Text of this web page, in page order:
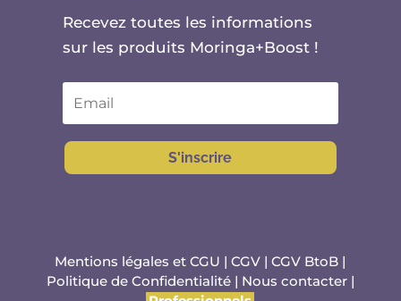
Recevez toutes les informations
sur les produits Moringa+Boost !
S'inscrire
Mentions légales et CGU |CGV |CGV BtoB |
Politique de Confidentialité| Nous contacter |